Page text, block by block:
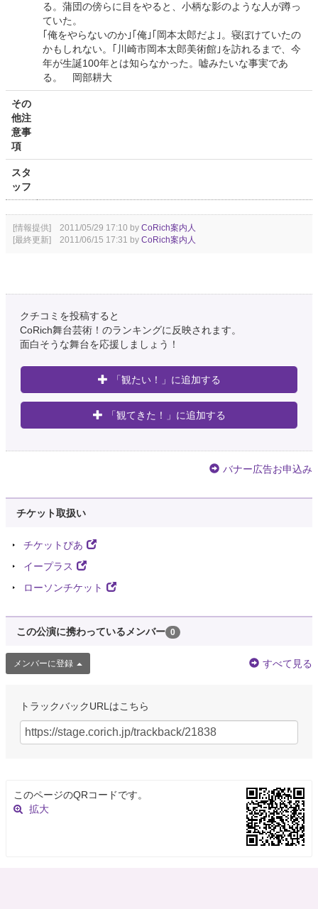
る。蒲団の傍らに目をやると、小柄な影のような人が蹲っ
ていた。
｢俺をやらないのか｣｢俺｣｢岡本太郎だよ｣。寝ぼけていたの
かもしれない。｢川崎市岡本太郎美術館｣を訪れるまで、今
年が生誕100年とは知らなかった。嘘みたいな事実であ
る。 岡部耕大
その
他注
意事
項
スタ
ッフ
[情報提供] 2011/05/29 17:10 by CoRich案内人
[最終更新] 2011/06/15 17:31 by CoRich案内人
クチコミを投稿すると
CoRich舞台芸術！のランキングに反映されます。
面白そうな舞台を応援しましょう！
「観たい！」に追加する
「観てきた！」に追加する
バナー広告お申込み
チケット取扱い
チケットぴあ
イープラス
ローソンチケット
この公演に携わっているメンバー 0
メンバーに登録 すべて見る
トラックバックURLはこちら
このページのQRコードです。
拡大